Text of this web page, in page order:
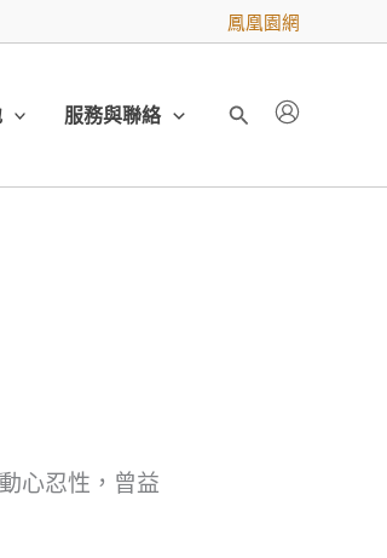
鳳凰園網
服務與聯絡
搜
心忍性，曾益